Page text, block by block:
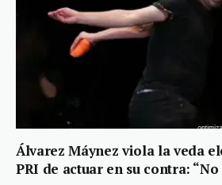
Álvarez Máynez viola la veda
PRI de actuar en su contra: